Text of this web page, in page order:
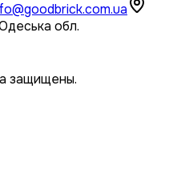
обл.
защищены.